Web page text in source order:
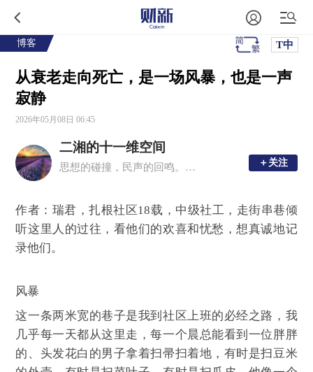
博客 T中
从衰老走向死亡，是一场风暴，也是一声
寂静
2026年05月08日 06:45
二湘的十一维空间
思想的碰撞，民声的回鸣。理性思考，感性文字。 ＋关注
＋关注
作者：瑞君，扎根社区18载，中级社工，走街串巷倾
听这里人的过往，看他们的欢喜和忧愁，想真诚地记
录他们。
风暴
这一条两米宽的巷子是我到社区上班的必经之路，我
几乎每一天都从这里走，每一个晨总能看到一位胖胖
的、头发花白的男子拿着扫帚扫着地，有时是扫豆米